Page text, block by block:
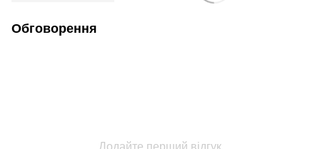
Обговорення
Додайте перший відгук